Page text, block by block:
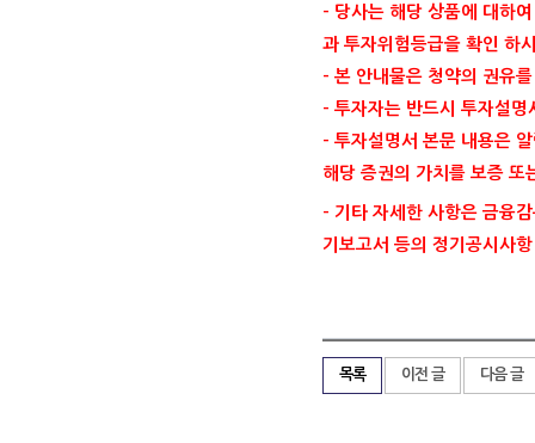
- 당사는 해당 상품에 대하
과 투자위험등급을 확인 하
- 본 안내물은 청약의 권유
- 투자자는 반드시 투자설명
- 투자설명서 본문 내용은
해당 증권의 가치를 보증 또
- 기타 자세한 사항은 금융
기보고서 등의 정기공시사
목록 이전 글 다음 글